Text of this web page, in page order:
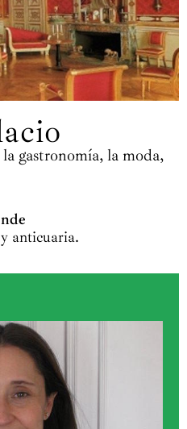
gastronomía, la moda,
anticuaria.